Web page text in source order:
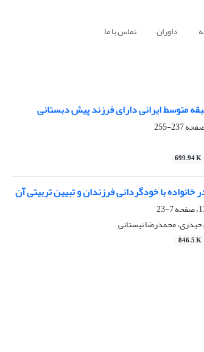
داوران تماس با ما
متوسط ایرانی دارای فرزند پیش دبستانی
237-255
699.94 K
با خودگردانی فرزندان و تبیین تربیتی آن
7-23
محمدرضا نیستانی
846.5 K